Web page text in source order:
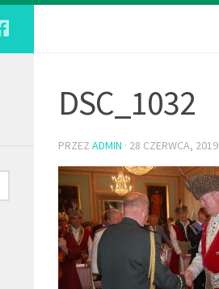
DSC_1032
PRZEZ ADMIN · 28 CZERWCA, 2019